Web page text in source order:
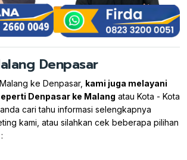
Denpasar
ke Denpasar, kami juga melayani
Denpasar ke Malang atau Kota - Kota
cari tahu informasi selengkapnya
kami, atau silahkan cek beberapa pilihan